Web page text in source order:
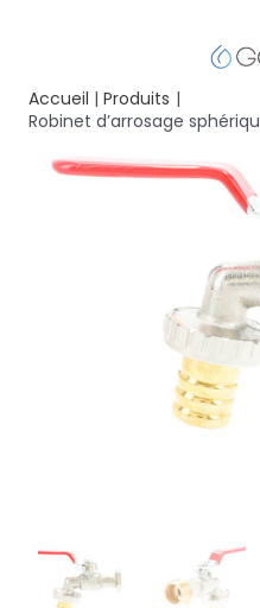
Accueil
Produits
Robinet d’arrosage